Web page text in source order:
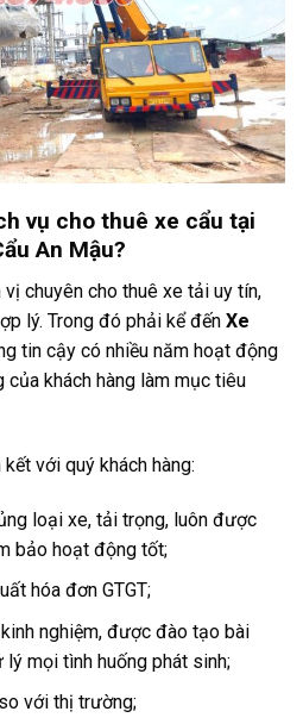
vụ cho thuê xe cẩu tại
An Mậu?
chuyên cho thuê xe tải uy tín,
lý. Trong đó phải kể đến Xe
tin cậy có nhiều năm hoạt động
khách hàng làm mục tiêu
kết với quý khách hàng:
loại xe, tải trọng, luôn được
bảo hoạt động tốt;
hóa đơn GTGT;
nghiệm, được đào tạo bài
mọi tình huống phát sinh;
với thị trường;